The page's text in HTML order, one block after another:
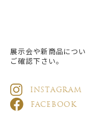
展示会や新商品につ
ご確認下さい。
INSTAGRAM
FACEBOOK